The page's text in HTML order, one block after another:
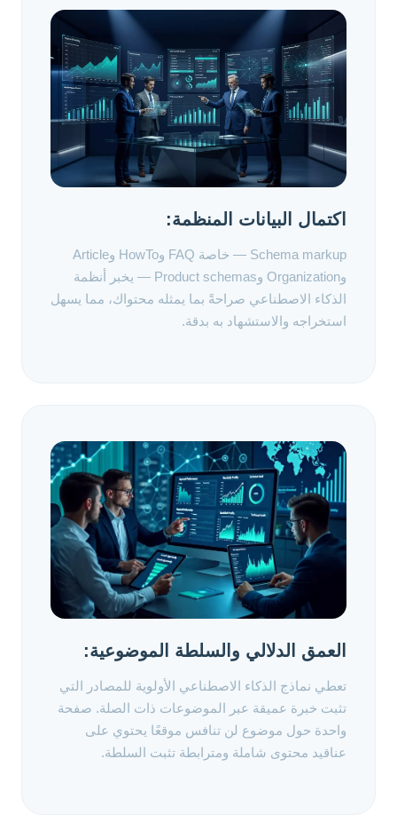
اكتمال البيانات المنظمة:
Schema markup — خاصة FAQ وHowTo وArticle
وOrganization وProduct schemas — يخبر أنظمة
الذكاء الاصطناعي صراحةً بما يمثله محتواك، مما يسهل
استخراجه والاستشهاد به بدقة.
العمق الدلالي والسلطة الموضوعية:
تعطي نماذج الذكاء الاصطناعي الأولوية للمصادر التي
تثبت خبرة عميقة عبر الموضوعات ذات الصلة. صفحة
واحدة حول موضوع لن تنافس موقعًا يحتوي على
عناقيد محتوى شاملة ومترابطة تثبت السلطة.